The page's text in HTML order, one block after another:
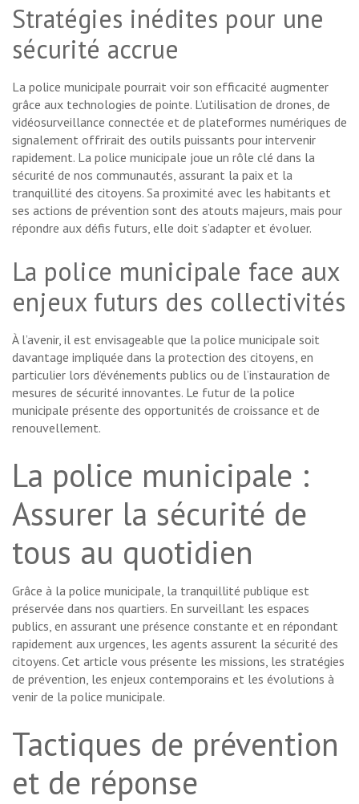
Stratégies inédites pour une
sécurité accrue
La police municipale pourrait voir son efficacité augmenter
grâce aux technologies de pointe. L’utilisation de drones, de
vidéosurveillance connectée et de plateformes numériques de
signalement offrirait des outils puissants pour intervenir
rapidement. La police municipale joue un rôle clé dans la
sécurité de nos communautés, assurant la paix et la
tranquillité des citoyens. Sa proximité avec les habitants et
ses actions de prévention sont des atouts majeurs, mais pour
répondre aux défis futurs, elle doit s’adapter et évoluer.
La police municipale face aux
enjeux futurs des collectivités
À l’avenir, il est envisageable que la police municipale soit
davantage impliquée dans la protection des citoyens, en
particulier lors d’événements publics ou de l’instauration de
mesures de sécurité innovantes. Le futur de la police
municipale présente des opportunités de croissance et de
renouvellement.
La police municipale :
Assurer la sécurité de
tous au quotidien
Grâce à la police municipale, la tranquillité publique est
préservée dans nos quartiers. En surveillant les espaces
publics, en assurant une présence constante et en répondant
rapidement aux urgences, les agents assurent la sécurité des
citoyens. Cet article vous présente les missions, les stratégies
de prévention, les enjeux contemporains et les évolutions à
venir de la police municipale.
Tactiques de prévention
et de réponse